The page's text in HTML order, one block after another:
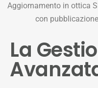
Aggiornamento in ottica
con
La